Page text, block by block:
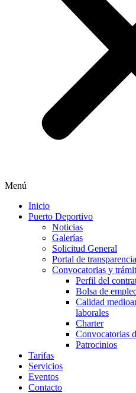
Menú
Inicio
Puerto Deportivo
Noticias
Galerías
Solicitud General
Portal de transparencia
Convocatorias y
Perfil del
Bolsa de
Calidad
laborales
Charter
Convocatorias
Patrocinios
Tarifas
Servicios
Eventos
Contacto